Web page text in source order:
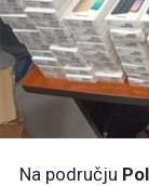
Na području